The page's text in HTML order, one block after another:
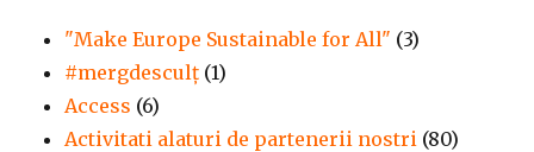
"Make Europe Sustainable for All" (3)
#mergdesculţ (1)
Access (6)
Activitati alaturi de partenerii nostri (80)